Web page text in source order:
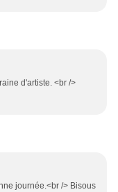
d'artiste. <br />
journée.<br /> Bisous